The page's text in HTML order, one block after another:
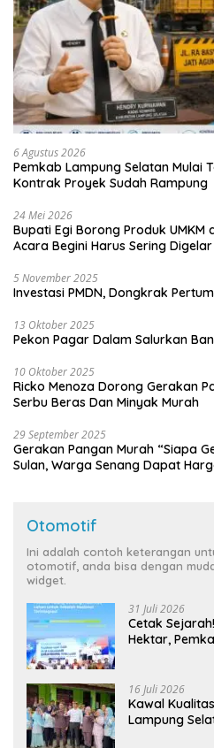
6 Agustus 2026
Pemkab Lampung Selatan Mulai
Kontrak Proyek Sudah Rampung
24 Mei 2026
Bupati Egi Borong Produk UMKM
Acara Begini Harus Sering Digelar
5 November 2025
Investasi PMDN, Dongkrak
13 Oktober 2025
Pekon Pagar Dalam Salurkan
10 Oktober 2025
Ricko Menoza Dorong Gerakan
Serbu Beras Dan Minyak Murah
29 September 2025
Gerakan Pangan Murah “Siapa
Sulan, Warga Senang Dapat
Otomotif
Ini adalah contoh keterangan
otomotif, anda bisa dengan
widget.
31 Juli 2026
Cetak
Hektar,
16 Juli 2026
Kawal
Lampung